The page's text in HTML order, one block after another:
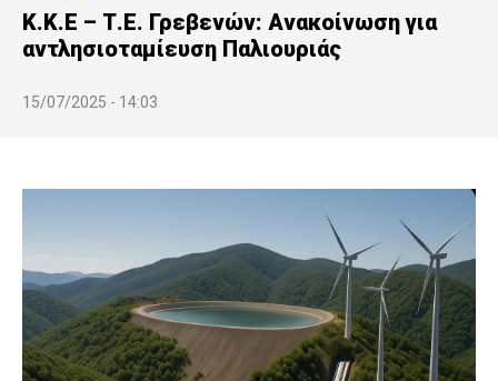
Κ.Κ.Ε – Τ.Ε. Γρεβενών: Ανακοίνωση για
αντλησιοταμίευση Παλιουριάς
15/07/2025 - 14:03